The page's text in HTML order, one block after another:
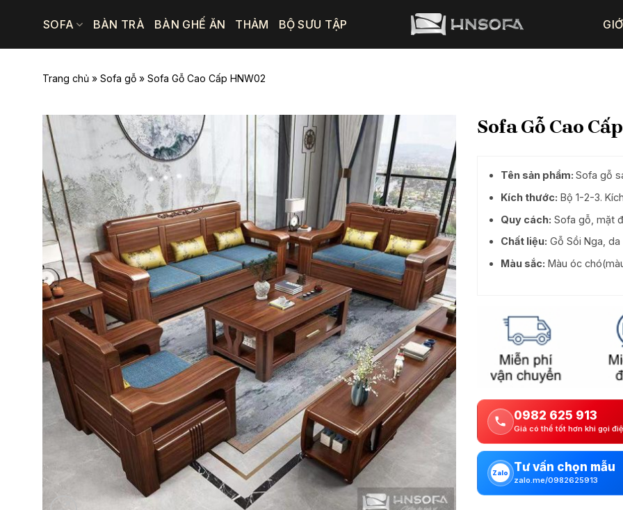
SOFA BÀN TRÀ BÀN GHẾ ĂN THẢM BỘ SƯU TẬP
Trang chủ» Sofa gỗ» Sofa Gỗ Cao Cấp HNW02
Sofa Gỗ Cao
Tên sản phẩm:Sofa gỗ
Kích thước: Bộ 1-2-3.
Quy cách: Sofa gỗ, mặt
Chất liệu: Gỗ Sồi Nga,
Màu sắc: Màu óc
0982 625 913
Giá có thể tốt hơn khi gọi
Zalo Tư vấn chọn mẫu
zalo.me/0982625913